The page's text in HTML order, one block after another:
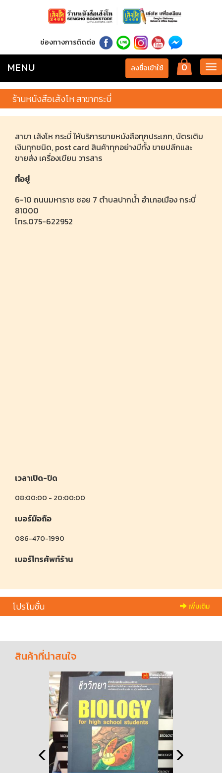
ช่องทางการติดต่อ
0
ลงชื่อเข้าใช้
MENU
ร้านหนังสือเส้งโห สาขากระบี่
สาขา เส้งโห กระบี่ ให้บริการขายหนังสือทุกประเภท, บัตรเติม
เงินทุกชนิด, post card สินค้าทุกอย่างมีทั้ง ขายปลีกและ
ขายส่ง เครื่องเขียน วารสาร
ที่อยู่
6-10 ถนนมหาราช ซอย 7 ตำบลปากน้ำ อำเภอเมือง กระบี่
81000
โทร.075-622952
เวลาเปิด-ปิด
08:00:00 - 20:00:00
เบอร์มือถือ
086-470-1990
เบอร์โทรศัพท์ร้าน
โปรโมชั่น เพิ่มเติม
สินค้าที่น่าสนใจ